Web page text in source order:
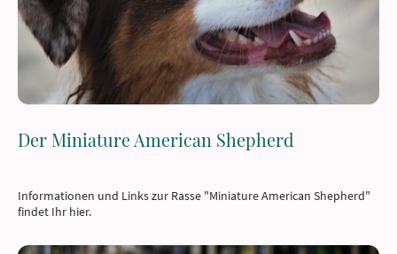
Der Miniature American Shepherd
Informationen und Links zur Rasse "Miniature American Shepherd"
findet Ihr hier.